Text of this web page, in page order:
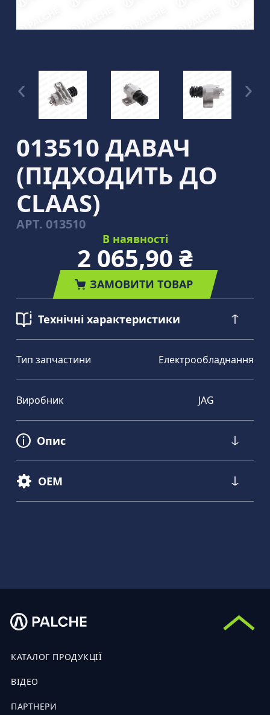
013510 ДАВАЧ
(ПІДХОДИТЬ ДО
CLAAS)
АРТ. 013510
В наявності
2 065,90 ₴
ЗАМОВИТИ ТОВАР
Технічні характеристики
Тип запчастини Електрообладнання
Виробник JAG
Опис
OEM
КАТАЛОГ ПРОДУКЦІЇ
ВІДЕО
ПАРТНЕРИ